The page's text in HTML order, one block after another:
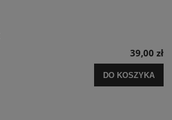
39,00 zł
DO KOSZYKA